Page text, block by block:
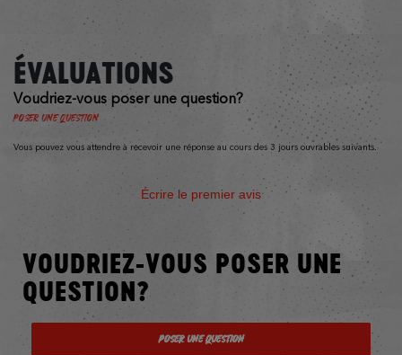
ÉVALUATIONS
Voudriez-vous poser une question?
Poser une question
Vous pouvez vous attendre à recevoir une réponse au cours des 3 jours ouvrables suivants.
Écrire le premier avis
VOUDRIEZ-VOUS POSER UNE
QUESTION?
Poser une question